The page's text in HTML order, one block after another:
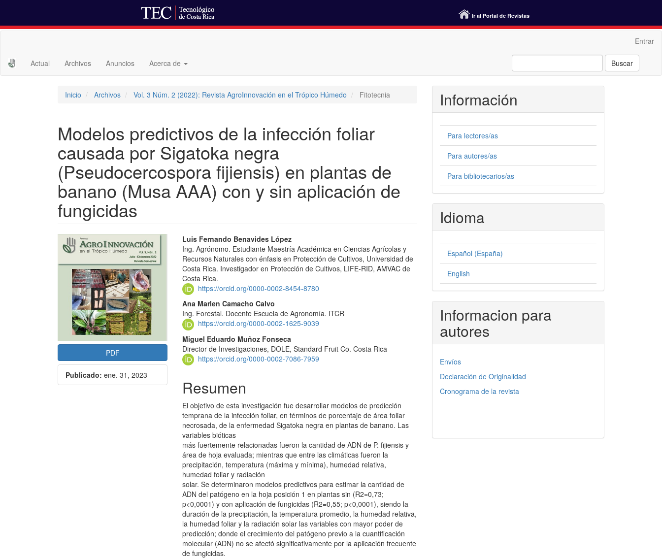
Ir al Portal de Revistas
principal
Barra
Entrar
Actual Archivos Anuncios Acerca de Buscar
Inicio Archivos Vol. 3 Núm. 2 (2022): Revista AgroInnovación en el Trópico Húmedo Fitotecnia
Modelos predictivos de la infección foliar
causada por Sigatoka negra
(Pseudocercospora fijiensis) en plantas de
banano (Musa AAA) con y sin aplicación de
fungicidas
Barra
lateral
del
artículo
PDF
Publicado: ene. 31, 2023
Contenido
principal
del
artículo
Luis Fernando Benavides López
Ing. Agrónomo. Estudiante Maestría Académica en Ciencias Agrícolas y
Recursos Naturales con énfasis en Protección de Cultivos, Universidad de
Costa Rica. Investigador en Protección de Cultivos, LIFE-RID, AMVAC de
Costa Rica.
https://orcid.org/0000-0002-8454-8780
Ana Marlen Camacho Calvo
Ing. Forestal. Docente Escuela de Agronomía. ITCR
https://orcid.org/0000-0002-1625-9039
Miguel Eduardo Muñoz Fonseca
Director de Investigaciones, DOLE, Standard Fruit Co. Costa Rica
https://orcid.org/0000-0002-7086-7959
Resumen
El objetivo de esta investigación fue desarrollar modelos de predicción
temprana de la infección foliar, en términos de porcentaje de área foliar
necrosada, de la enfermedad Sigatoka negra en plantas de banano. Las
variables bióticas
más fuertemente relacionadas fueron la cantidad de ADN de P. fijiensis y
área de hoja evaluada; mientras que entre las climáticas fueron la
precipitación, temperatura (máxima y mínima), humedad relativa,
humedad foliar y radiación
solar. Se determinaron modelos predictivos para estimar la cantidad de
ADN del patógeno en la hoja posición 1 en plantas sin (R2=0,73;
p<0,0001) y con aplicación de fungicidas (R2=0,55; p<0,0001), siendo la
duración de la precipitación, la temperatura promedio, la humedad relativa,
la humedad foliar y la radiación solar las variables con mayor poder de
predicción; donde el crecimiento del patógeno previo a la cuantificación
molecular (ADN) no se afectó significativamente por la aplicación frecuente
de fungicidas.
Información
Para lectores/as
Para autores/as
Para bibliotecarios/as
Idioma
Español (España)
English
Informacion para
autores
Envíos
Declaración de Originalidad
Cronograma de la revista